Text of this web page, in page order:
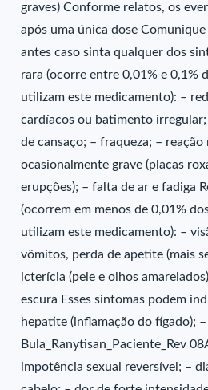
graves) Conforme relatos, os
após uma única dose
antes caso sinta qualquer dos
rara (ocorre entre 0,01% e 0,1%
utilizam este medicamento): –
cardíacos ou batimento
de cansaço; – fraqueza; – reação
ocasionalmente grave (placas
erupções); – falta de ar e fadiga
(ocorrem em menos de 0,01%
utilizam este medicamento): –
vômitos, perda de apetite (mais
icterícia (pele e olhos
escura Esses sintomas podem
hepatite (inflamação do fígado);
Bula_Ranytisan_Paciente_Rev
impotência sexual reversível; –